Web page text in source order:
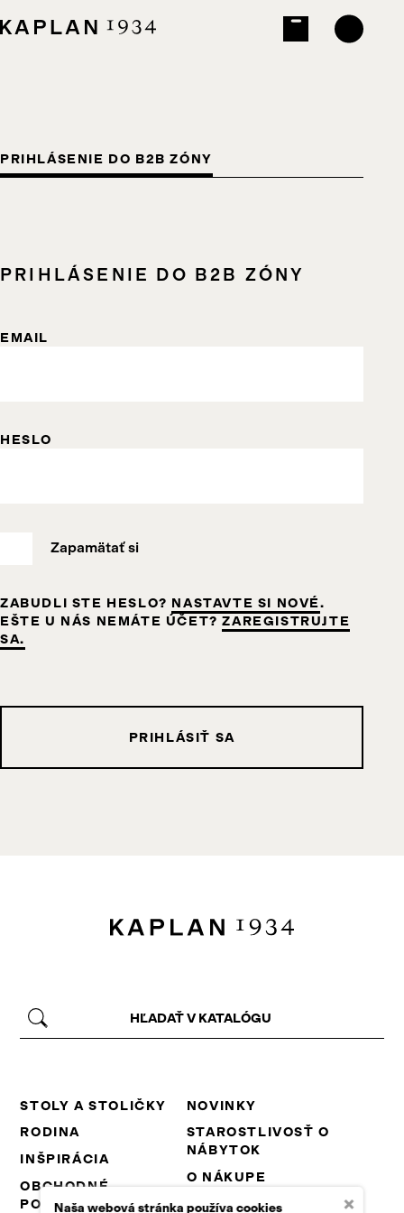
PRIHLÁSENIE DO B2B ZÓNY
PRIHLÁSENIE DO B2B ZÓNY
EMAIL
HESLO
Zapamätať si
ZABUDLI STE HESLO? NASTAVTE SI NOVÉ.
EŠTE U NÁS NEMÁTE ÚČET?ZAREGISTRUJTE
SA.
PRIHLÁSIŤ SA
STOLY A STOLIČKY
RODINA
INŠPIRÁCIA
OBCHODNÉ
PODMIENKY
NOVINKY
STAROSTLIVOSŤ O
NÁBYTOK
O NÁKUPE
NA STIAHNUTIE
Naša webová stránka používa cookies ×